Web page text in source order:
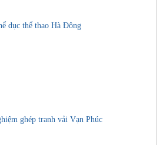
dục thể thao Hà Đông
ghép tranh vải Vạn Phúc